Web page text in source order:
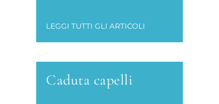
LEGGI TUTTI GLI ARTICOLI
Caduta capelli